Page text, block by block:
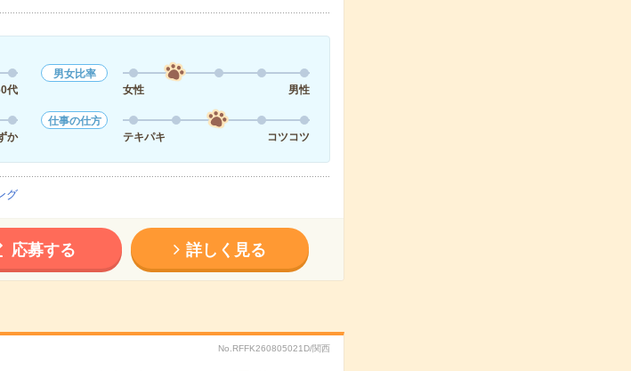
代
男女比率
女性
男性
か
仕事の仕方
テキパキ
コツコツ
グ
応募する 詳しく見る
No.RFFK260805021D/関西